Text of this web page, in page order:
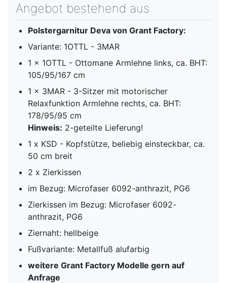
Angebot bestehend aus
Polstergarnitur Deva von Grant Factory:
Variante: 1OTTL - 3MAR
1 x 1OTTL - Ottomane Armlehne links, ca. BHT:
105/95/167 cm
1 x 3MAR - 3-Sitzer mit motorischer
Relaxfunktion Armlehne rechts, ca. BHT:
178/95/95 cm
Hinweis: 2-geteilte Lieferung!
1 x KSD - Kopfstütze, beliebig einsteckbar, ca.
50 cm breit
2 x Zierkissen
im Bezug: Microfaser 6092-anthrazit, PG6
Zierkissen im Bezug: Microfaser 6092-
anthrazit, PG6
Ziernaht: hellbeige
Fußvariante: Metallfuß alufarbig
weitere Grant Factory Modelle gern auf
Anfrage